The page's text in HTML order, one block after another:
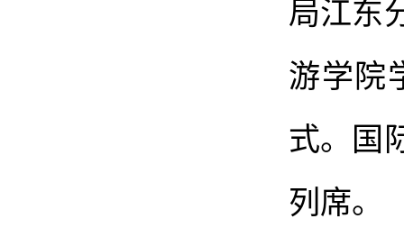
局江东
游学院
式。国
列席。